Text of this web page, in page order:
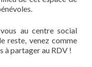
au centre social
reste, venez comme
à partager au RDV !